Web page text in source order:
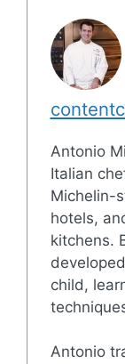
Antonio
Italian
Michelin-
hotels,
kitchens.
child,
Antonio